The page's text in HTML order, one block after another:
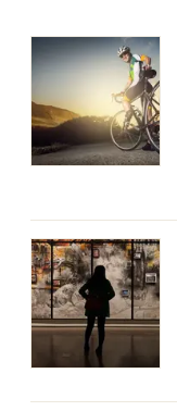
Foires & salons
Spectacles
Concerts
Sports
Soirées
Sorties famille
Expos
Mulhouse
Montpellier
Nantes
Nice
Strasbourg
Toulouse
Toutes les villes